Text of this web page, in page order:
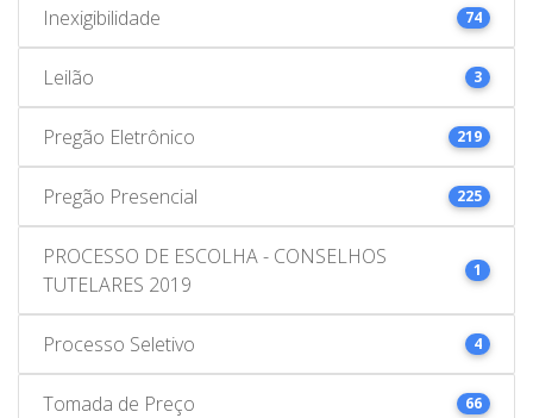
Inexigibilidade 74
Leilão 3
Pregão Eletrônico 219
Pregão Presencial 225
PROCESSO DE ESCOLHA - CONSELHOS
TUTELARES 2019
1
Processo Seletivo 4
Tomada de Preço 66